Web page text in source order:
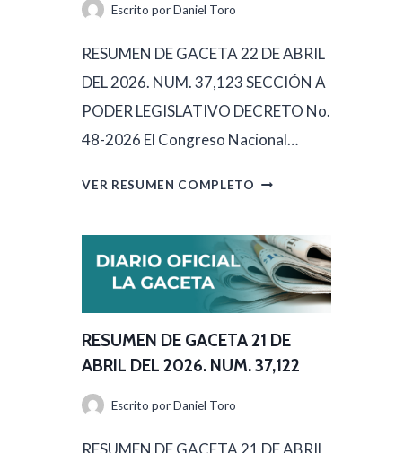
G
A
C
E
A
3
D
E
A
B
L
Escrito por Daniel Toro
RESUMEN DE GACETA 22 DE ABRIL
DEL 2026. NUM. 37,123 SECCIÓN A
PODER LEGISLATIVO DECRETO No.
48-2026 El Congreso Nacional…
VER RESUMEN COMPLETO R
S
U
M
G
RESUMEN DE GACETA 21 DE
ABRIL DEL 2026. NUM. 37,122
Escrito por Daniel Toro
RESUMEN DE GACETA 21 DE ABRIL